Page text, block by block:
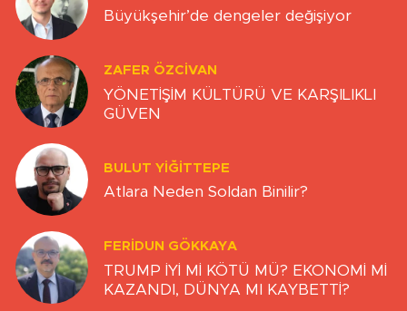
Büyükşehir’de dengeler değişiyor
ZAFER ÖZCIVAN
YÖNETİŞİM KÜLTÜRÜ VE KARŞILIKLI
GÜVEN
BULUT YİĞİTTEPE
Atlara Neden Soldan Binilir?
FERIDUN GÖKKAYA
TRUMP İYİ Mİ KÖTÜ MÜ? EKONOMİ Mİ
KAZANDI, DÜNYA MI KAYBETTİ?